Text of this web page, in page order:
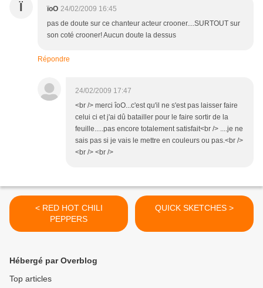
Ï ïoO 24/02/2009 16:45
pas de doute sur ce chanteur acteur crooner....SURTOUT sur
son coté crooner! Aucun doute la dessus
Répondre
24/02/2009 17:47
<br /> merci îoO...c'est qu'il ne s'est pas laisser faire
celui ci et j'ai dû batailler pour le faire sortir de la
feuille.....pas encore totalement satisfait<br /> ....je ne
sais pas si je vais le mettre en couleurs ou pas.<br />
<br /> <br />
< RED HOT CHILI
PEPPERS
QUICK SKETCHES >
Hébergé par Overblog
Top articles